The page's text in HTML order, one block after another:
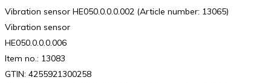
Vibration sensor HE050.0.0.0.002 (Article number: 13065)
Vibration sensor
HE050.0.0.0.006
Item no.: 13083
GTIN: 4255921300258